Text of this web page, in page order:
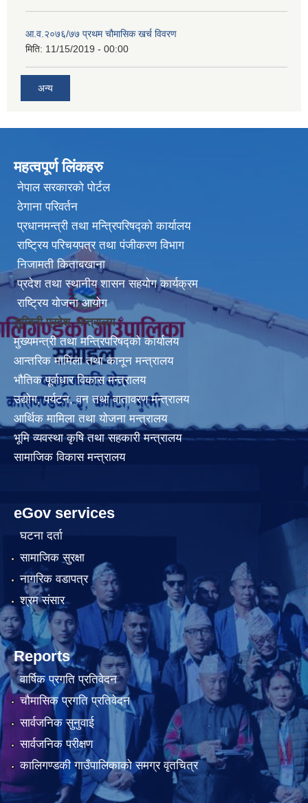
आ.व.२०७६/७७ प्रथम चौमासिक खर्च विवरण
मिति: 11/15/2019 - 00:00
अन्य
महत्वपूर्ण लिंकहरु
नेपाल सरकारको पोर्टल
ठेगाना परिवर्तन
प्रधानमन्त्री तथा मन्त्रिपरिषद्को कार्यालय
राष्ट्रिय परिचयपत्र तथा पंजीकरण विभाग
निजामती किताबखाना
प्रदेश तथा स्थानीय शासन सहयोग कार्यक्रम
राष्ट्रिय योजना आयोग
लुम्बिनी प्रदेश मन्त्रालय
मुख्यमन्त्री तथा मन्त्रिपरिषद्को कार्यालय
आन्तरिक मामिला तथा कानून मन्त्रालय
भौतिक पूर्वाधार विकास मन्त्रालय
उद्योग, पर्यटन, वन तथा वातावरण मन्त्रालय
आर्थिक मामिला तथा योजना मन्त्रालय
भूमि व्यवस्था कृषि तथा सहकारी मन्त्रालय
सामाजिक विकास मन्त्रालय
eGov services
घटना दर्ता
सामाजिक सुरक्षा
नागरिक वडापत्र
श्रम संसार
Reports
वार्षिक प्रगति प्रतिवेदन
चौमासिक प्रगति प्रतिवेदन
सार्वजनिक सुनुवाई
सार्वजनिक परीक्षण
कालिगण्डकी गाउँपालिकाको समग्र वृतचित्र